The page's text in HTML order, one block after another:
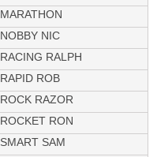
MARATHON
NOBBY NIC
RACING RALPH
RAPID ROB
ROCK RAZOR
ROCKET RON
SMART SAM